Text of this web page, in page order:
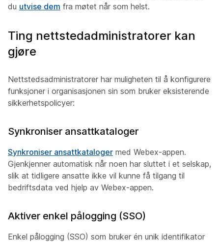
du utvise dem fra møtet når som helst.
Ting nettstedadministratorer kan
gjøre
Nettstedsadministratorer har muligheten til å konfigurere
funksjoner i organisasjonen sin som bruker eksisterende
sikkerhetspolicyer:
Synkroniser ansattkataloger
Synkroniser ansattkataloger med Webex-appen.
Gjenkjenner automatisk når noen har sluttet i et selskap,
slik at tidligere ansatte ikke vil kunne få tilgang til
bedriftsdata ved hjelp av Webex-appen.
Aktiver enkel pålogging (SSO)
Enkel pålogging (SSO) som bruker én unik identifikator